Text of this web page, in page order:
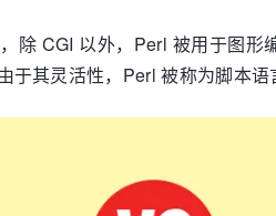
除 CGI 以外，Perl 被用于图形
于其灵活性，Perl 被称为脚本语